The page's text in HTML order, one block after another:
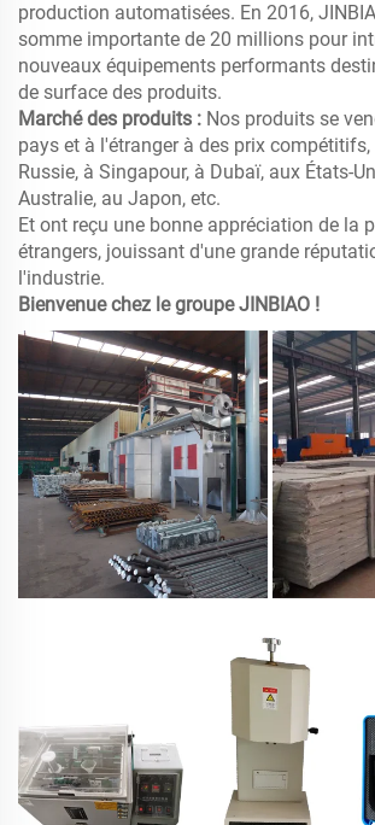
production automatisées. En 2016,
somme importante de 20 millions pour
nouveaux équipements performants
de surface des produits.
Marché des produits : Nos produits se
pays et à l'étranger à des prix
Russie, à Singapour, à Dubaï, aux États-
Australie, au Japon, etc.
Et ont reçu une bonne appréciation de la
étrangers, jouissant d'une grande
l'industrie.
Bienvenue chez le groupe JINBIAO !